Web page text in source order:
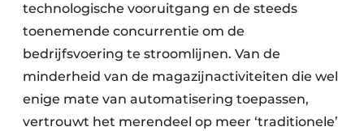
technologische vooruitgang en de steeds
toenemende concurrentie om de
bedrijfsvoering te stroomlijnen. Van de
minderheid van de magazijnactiviteiten die wel
enige mate van automatisering toepassen,
vertrouwt het merendeel op meer ‘traditionele’